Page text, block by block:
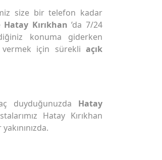
size bir telefon kadar
Hatay Kırıkhan’da 7/24
konuma giderken
vermek için sürekli açık
duyduğunuzda Hatay
Hatay Kırıkhan